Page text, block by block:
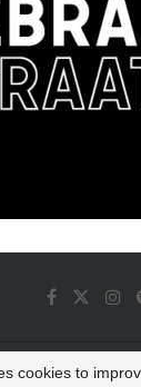
- Luminous Dash All
cookies to